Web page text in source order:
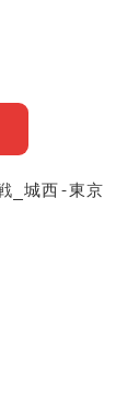
_城西-東京